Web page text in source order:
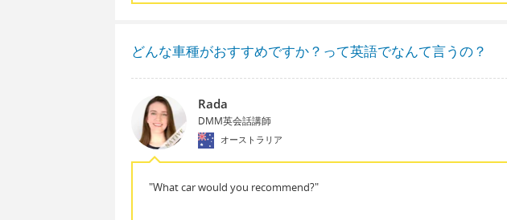
どんな車種がおすすめですか？って英語でなんて言うの？
Rada
DMM英会話講師
オーストラリア
"What car would you recommend?"